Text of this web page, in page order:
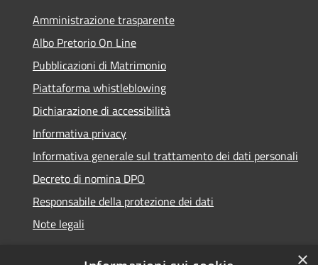
Amministrazione trasparente
Albo Pretorio On Line
Pubblicazioni di Matrimonio
Piattaforma whistleblowing
Dichiarazione di accessibilità
Informativa privacy
Informativa generale sul trattamento dei dati personali
Decreto di nomina DPO
Responsabile della protezione dei dati
Note legali
×